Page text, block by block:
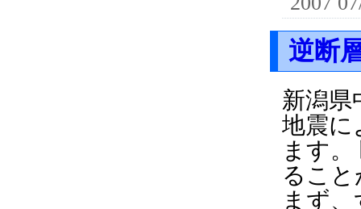
逆断
新潟県
地震に
ます
るこ
まず